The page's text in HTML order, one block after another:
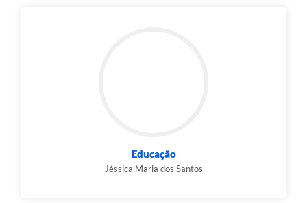
Educação
Jéssica Maria dos Santos